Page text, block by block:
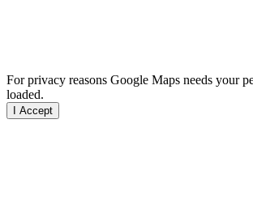
For privacy reasons Google Maps needs your
loaded.
I Accept